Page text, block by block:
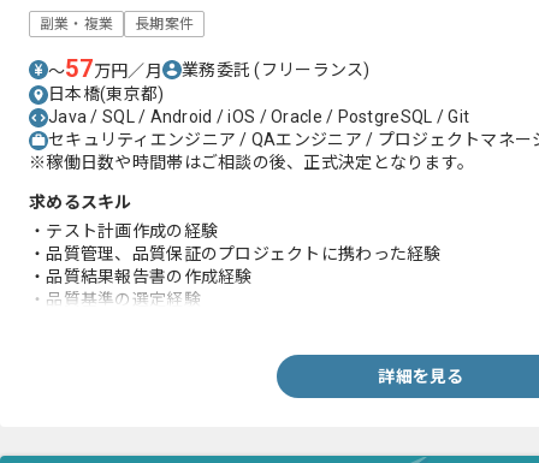
副業・複業 長期案件
〜57万円／月 業務委託(フリーランス)
日本橋(東京都)
Java / SQL / Android / iOS / Oracle / PostgreSQL / Git
セキュリティエンジニア / QAエンジニア / プロジェクトマネー
※稼働日数や時間帯はご相談の後、正式決定となります。
求めるスキル
・テスト計画作成の経験
・品質管理、品質保証のプロジェクトに携わった経験
・品質結果報告書の作成経験
・品質基準の選定経験
詳細を見る